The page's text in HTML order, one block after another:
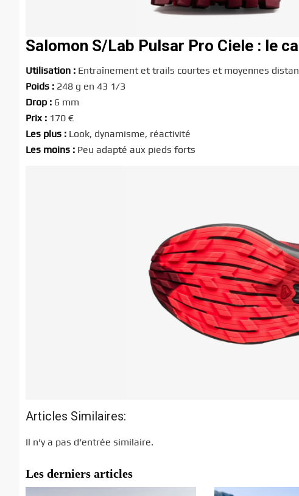
Salomon S/Lab Pulsar Pro Ciele : le
Utilisation : Entraînement et trails courtes et moyennes
Poids : 248 g en 43 1/3
Drop : 6 mm
Prix : 170 €
Les plus : Look, dynamisme, réactivité
Les moins : Peu adapté aux pieds forts
Articles Similaires:
Il n’y a pas d’entrée similaire.
Les derniers articles